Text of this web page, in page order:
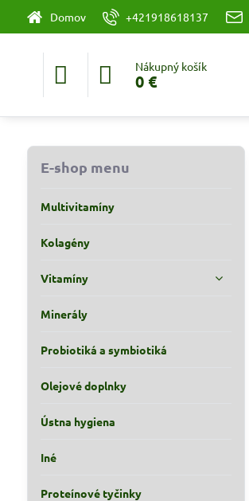
Domov +421918618137
Nákupný košík
0 €
E-shop menu
Multivitamíny
Kolagény
Vitamíny
Minerály
Probiotiká a symbiotiká
Olejové doplnky
Ústna hygiena
Iné
Proteínové tyčinky